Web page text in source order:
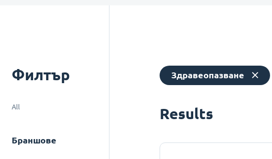
Филтър
All
Браншове
Здравеопазване
Results